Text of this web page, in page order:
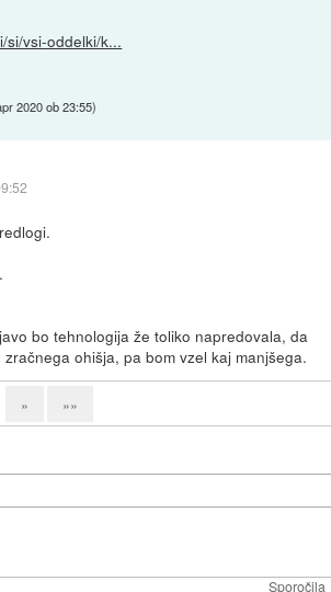
si/vsi-oddelki/k...
2020 ob 23:55)
.
bo tehnologija že toliko napredovala, da
ohišja, pa bom vzel kaj manjšega.
» »»
Sporočila